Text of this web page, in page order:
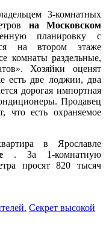
3-комнатных
на Московском
планировку с
на втором этаже
комнаты раздельные,
Хозяйки оценят
есть две лоджии, два
дорогая импортная
Продавец
что есть охраняемое
в Ярославле
. За 1-комнатную
просят 820 тысяч
Секрет высокой